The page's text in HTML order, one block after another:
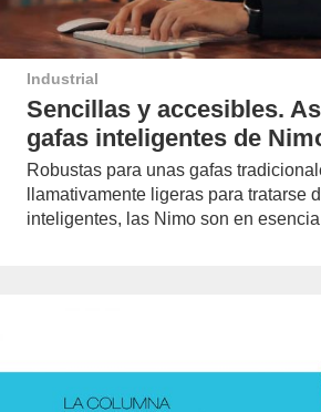
Industrial
Sencillas y accesibles.
gafas inteligentes de
Robustas para unas gafas
llamativamente ligeras para tratarse
inteligentes, las Nimo son en